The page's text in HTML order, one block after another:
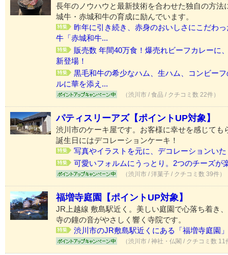
長年のノウハウと最新技術を合わせた独自の方法
城牛・赤城和牛の育成に励んでいます。
昨年に引き続き、赤身のおいしさにこだわ
牛「赤城和牛...
販売数 年間40万食！爆売れビーフカレーに
新登場！
黒毛和牛の希少なハム、生ハム、コンビー
ルに華を添え...
（渋川市 / 食品 / クチコミ数 22件）
パティスリーアズ【ポイントUP対象】
渋川市のケーキ屋です。お客様に幸せを感じても
誕生日にはデコレーションケーキ！
写真やイラストを元に、デコレーションい
可愛いフォルムにうっとり。2つのチーズが
（渋川市 / 洋菓子 / クチコミ数 39件）
福増寺庭園【ポイントUP対象】
JR上越線 敷島駅近く。美しい庭園で心落ち着き
寺の鐘の音がやさしく響く寺院です。
渋川市のJR敷島駅近くにある「福増寺庭園
（渋川市 / 神社・仏閣 / クチコミ数 11